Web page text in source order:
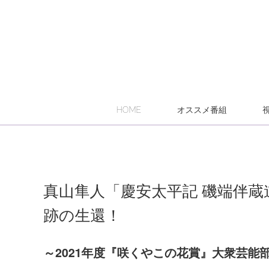
HOME オススメ番組
真山隼人「慶安太平記 磯端伴
跡の生還！
～2021年度『咲くやこの花賞』大衆芸能